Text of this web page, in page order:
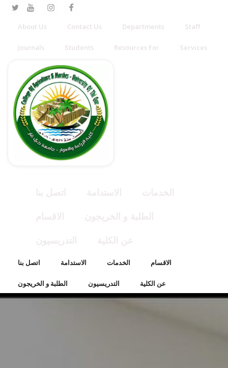
About Us Contact Us Departments Staff
Journals Students Resources For Services
اتصل بنا الاستدامة الخدمات الاقسام
الطلبة و الخريجون التدريسيون عن الكلية